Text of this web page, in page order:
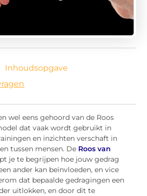
Inhoudsopgave
wel eens gehoord van de Roos
dat vaak wordt gebruikt in
en inzichten verschaft in
tussen mensen. De Roos van
je te begrijpen hoe jouw gedrag
ander kan beïnvloeden, en vice
dat bepaalde gedragingen een
uitlokken, en door dit te